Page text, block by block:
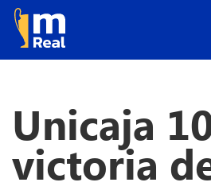
Unicaja
victoria